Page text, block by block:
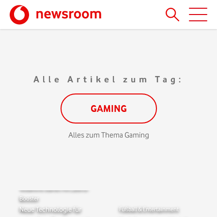
Alle Artikel zum Tag:
GAMING
Alles zum Thema Gaming
Booster
Neue Technologie für
Fußball & Entertainment
Vodafone & Nokia